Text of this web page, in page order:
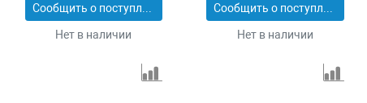
Сообщить о поступлении
Нет в наличии
Сообщить о поступлении
Нет в наличии